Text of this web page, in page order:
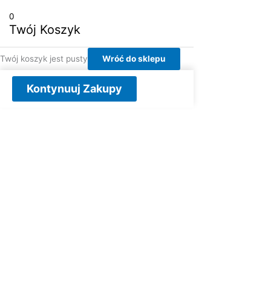
0
Twój Koszyk
Twój koszyk jest pusty Wróć do sklepu
Kontynuuj Zakupy